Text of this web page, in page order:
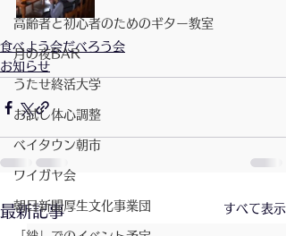
高齢者と初心者のためのギター教室
月の夜BAR
うたせ終活大学
お試し体心調整
ベイタウン朝市
ワイガヤ会
朝日新聞厚生文化事業団
食べよう会だべろう会
お知らせ
最新記事 すべて表示